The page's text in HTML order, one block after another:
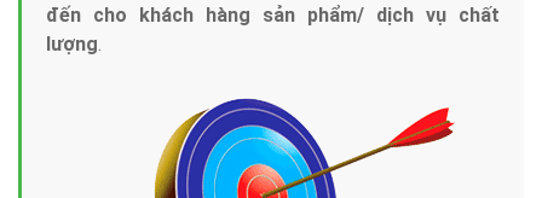
đến cho khách hàng sản phẩm/ dịch vụ chất
lượng.